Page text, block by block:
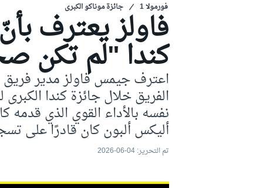
موتو جي بي
فورمولا 1 جائزة موناكو الكبرى
فاولز يعترف
كندا "لم تكن
اعترف جيمس فاولز مدير فريق
الفريق خلال جائزة كندا
نفسه بالأداء القوي الذي
أليكس ألبون كان قادرًا على
تم التحرير:04-06-2026